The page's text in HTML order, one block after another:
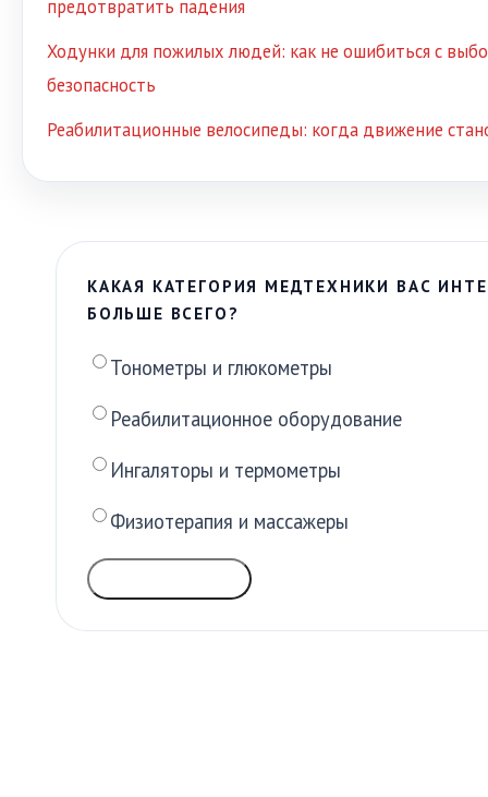
предотвратить падения
Ходунки для пожилых людей: как не ошибиться с
безопасность
Реабилитационные велосипеды: когда движение
КАКАЯ КАТЕГОРИЯ МЕДТЕХНИКИ ВАС
БОЛЬШЕ ВСЕГО?
Тонометры и глюкометры
Реабилитационное оборудование
Ингаляторы и термометры
Физиотерапия и массажеры